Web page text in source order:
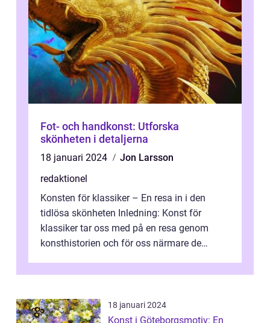
Fot- och handkonst: Utforska
skönheten i detaljerna
18 januari 2024
Jon Larsson
redaktionel
Konsten för klassiker – En resa in i den
tidlösa skönheten Inledning: Konst för
klassiker tar oss med på en resa genom
konsthistorien och för oss närmare de
18 januari 2024
Konst i Göteborgsmotiv: En